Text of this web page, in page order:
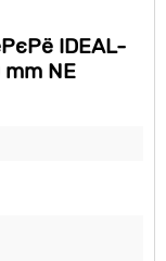
IDEAL-
mm NE